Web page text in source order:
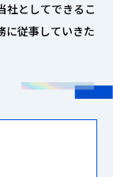
社としてできるこ
に従事していきた